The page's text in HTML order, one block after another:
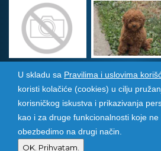
Srbija Info©2026. Sva prava
Izrada i održavanje sajtova
U skladu sa Pravilima i uslovima
koristi kolačiće (cookies) u cilju
korisničkog iskustva i prikazivanja
kao i za druge funkcionalnosti koje
obezbedimo na drugi način.